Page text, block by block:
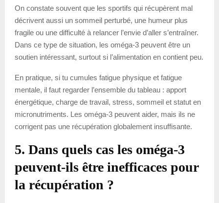
On constate souvent que les sportifs qui récupèrent mal
décrivent aussi un sommeil perturbé, une humeur plus
fragile ou une difficulté à relancer l’envie d’aller s’entraîner.
Dans ce type de situation, les oméga-3 peuvent être un
soutien intéressant, surtout si l’alimentation en contient peu.
En pratique, si tu cumules fatigue physique et fatigue
mentale, il faut regarder l’ensemble du tableau : apport
énergétique, charge de travail, stress, sommeil et statut en
micronutriments. Les oméga-3 peuvent aider, mais ils ne
corrigent pas une récupération globalement insuffisante.
5. Dans quels cas les oméga-3
peuvent-ils être inefficaces pour
la récupération ?